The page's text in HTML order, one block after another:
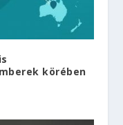
körében